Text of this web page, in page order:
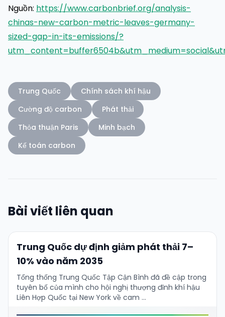
Nguồn: https://www.carbonbrief.org/analysis-
chinas-new-carbon-metric-leaves-germany-
sized-gap-in-its-emissions/?
Trung Quốc
Chính sách khí hậu
Cường độ carbon
Phát thải
Thỏa thuận Paris
Minh bạch
Kế toán carbon
Bài viết liên quan
Trung Quốc dự định giảm phát thải 7–
10% vào năm 2035
Tổng thống Trung Quốc Tập Cận Bình đã đề cập trong
tuyên bố của mình cho hội nghị thượng đỉnh khí hậu
Liên Hợp Quốc tại New York về cam …